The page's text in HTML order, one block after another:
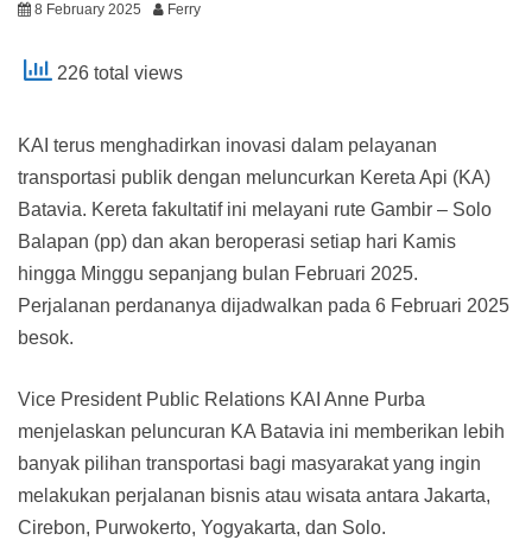
8 February 2025 Ferry
226 total views
KAI terus menghadirkan inovasi dalam pelayanan
transportasi publik dengan meluncurkan Kereta Api (KA)
Batavia. Kereta fakultatif ini melayani rute Gambir – Solo
Balapan (pp) dan akan beroperasi setiap hari Kamis
hingga Minggu sepanjang bulan Februari 2025.
Perjalanan perdananya dijadwalkan pada 6 Februari 2025
besok.
Vice President Public Relations KAI Anne Purba
menjelaskan peluncuran KA Batavia ini memberikan lebih
banyak pilihan transportasi bagi masyarakat yang ingin
melakukan perjalanan bisnis atau wisata antara Jakarta,
Cirebon, Purwokerto, Yogyakarta, dan Solo.